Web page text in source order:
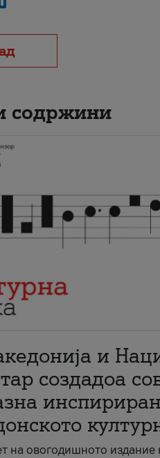
содржини
и
создадоа
на овогодишното издание